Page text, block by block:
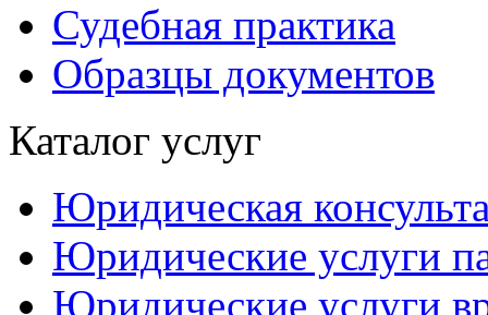
Судебная практика
Образцы документов
Каталог услуг
Юридическая
Юридические услуги
Юридические услуги